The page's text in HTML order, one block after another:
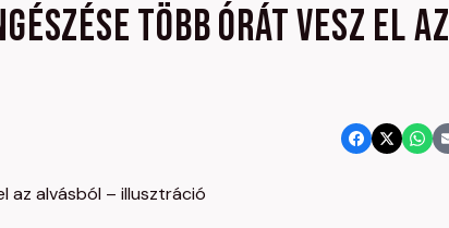
több órát vesz el az